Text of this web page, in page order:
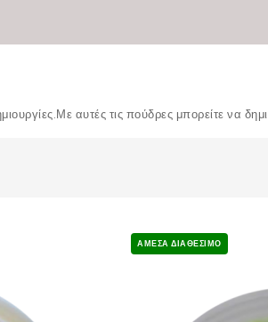
αυτές τις πούδρες μπορείτε να
ΆΜΕΣΑ ΔΙΑΘΈΣΙΜΟ